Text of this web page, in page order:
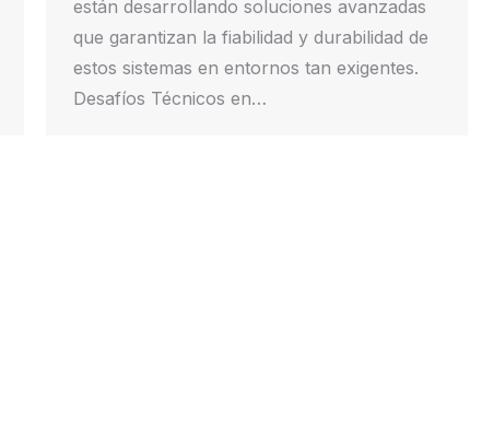
están desarrollando soluciones avanzadas
que garantizan la fiabilidad y durabilidad de
estos sistemas en entornos tan exigentes.
Desafíos Técnicos en…